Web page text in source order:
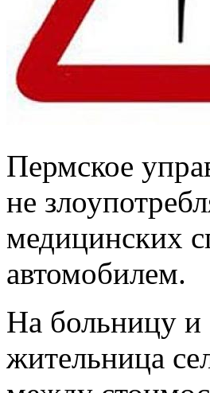
Пермское
не
медицинских
автомобилем.
На больницу и
жительница